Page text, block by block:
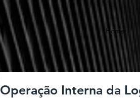
Home
Operação Interna da